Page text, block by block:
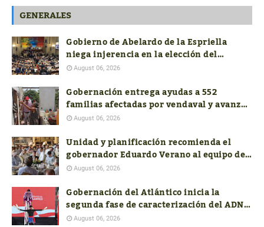
GENERALES
Gobierno de Abelardo de la Espriella
niega injerencia en la elección del
próximo contralor General
August 06, 2026
Gobernación entrega ayudas a 552
familias afectadas por vendaval y avanza
con la reconstrucción de 19 viviendas
August 06, 2026
Unidad y planificación recomienda el
gobernador Eduardo Verano al equipo de
costeños en el nuevo Gobierno nacional
August 06, 2026
Gobernación del Atlántico inicia la
segunda fase de caracterización del ADN
Cultural
August 06, 2026